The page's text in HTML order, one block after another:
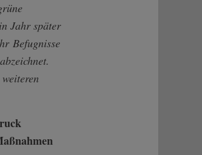
Jahr später
Befugnisse